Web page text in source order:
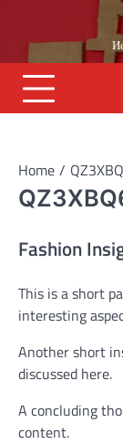
content
Home
Fashion
This is a short
interesting
Another short
discussed here.
A concluding
content.